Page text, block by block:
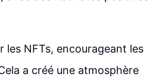
les NFTs, encourageant les
a créé une atmosphère